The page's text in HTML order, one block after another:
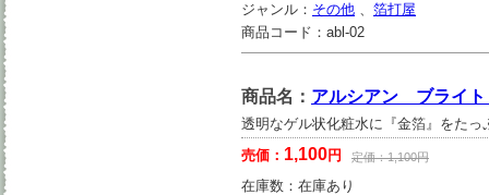
ジャンル： その他 、 箔打屋
商品コード： abl-02
商品名： アルシアン ブライト
透明なゲル状化粧水に『金箔』をた
売価： 1,100円 定価：1,100円
在庫数： 在庫あり